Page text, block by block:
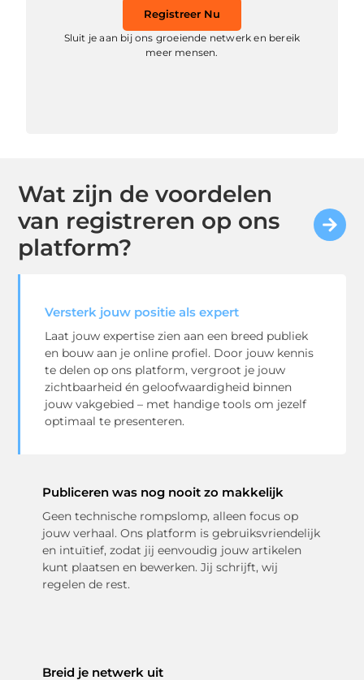
Registreer Nu
Sluit je aan bij ons groeiende netwerk en bereik
meer mensen.
Wat zijn de voordelen
van registreren op ons
platform?
Versterk jouw positie als expert
Laat jouw expertise zien aan een breed publiek
en bouw aan je online profiel. Door jouw kennis
te delen op ons platform, vergroot je jouw
zichtbaarheid én geloofwaardigheid binnen
jouw vakgebied – met handige tools om jezelf
optimaal te presenteren.
Publiceren was nog nooit zo makkelijk
Geen technische rompslomp, alleen focus op
jouw verhaal. Ons platform is gebruiksvriendelijk
en intuïtief, zodat jij eenvoudig jouw artikelen
kunt plaatsen en bewerken. Jij schrijft, wij
regelen de rest.
Breid je netwerk uit